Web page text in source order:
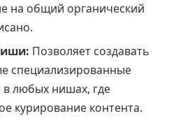
на общий органический
Позволяет создавать
специализированные
любых нишах, где
курирование контента.